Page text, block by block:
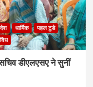
धार्मिक
पहल टुडे
डीएलएसए ने सुनीं